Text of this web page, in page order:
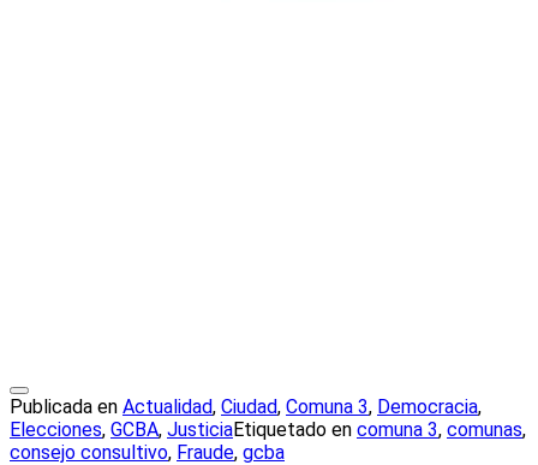
Publicada en Actualidad, Ciudad, Comuna 3, Democracia,
Elecciones, GCBA, JusticiaEtiquetado en comuna 3, comunas,
consejo consultivo, Fraude, gcba